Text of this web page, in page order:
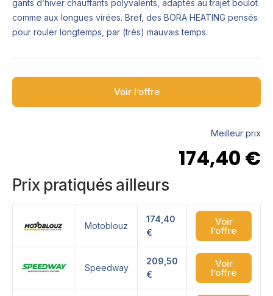
gants d’hiver chauffants polyvalents, adaptés au trajet boulot
comme aux longues virées. Bref, des BORA HEATING pensés
pour rouler longtemps, par (très) mauvais temps.
Voir l’offre
Meilleur prix
174,40 €
Prix pratiqués ailleurs
Motoblouz
174,40
€
Voir
l’offre
Speedway
209,50
€
Voir
l’offre